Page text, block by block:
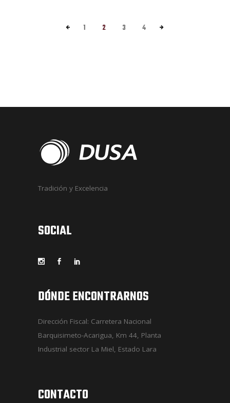
1 2 3 4
Tradición y Excelencia
SOCIAL
DÓNDE ENCONTRARNOS
Dirección Fiscal: Carretera Nacional
Barquisimeto-Acarigua, Km 44, Planta
Industrial sector La Miel, Estado Lara
CONTACTO